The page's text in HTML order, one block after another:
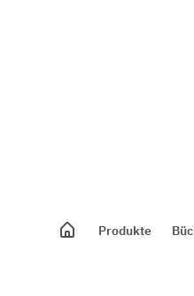
Produkte